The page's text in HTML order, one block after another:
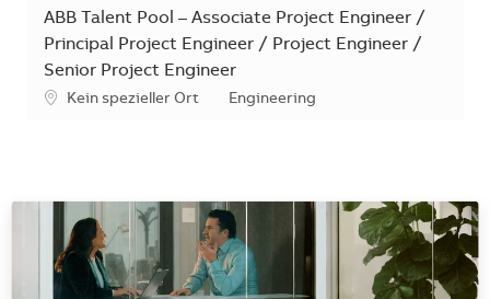
ABB Talent Pool – Associate Project Engineer /
Principal Project Engineer / Project Engineer /
Senior Project Engineer
Standort
Kein spezieller Ort Kategorie
Engineering